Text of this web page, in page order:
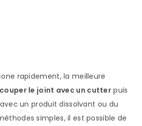
rapidement, la meilleure
couper le joint avec un cutter puis
un produit dissolvant ou du
simples, il est possible de